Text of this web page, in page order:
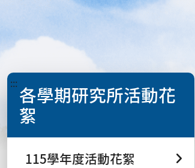
::: 各學期研究所活動花
絮
115學年度活動花絮